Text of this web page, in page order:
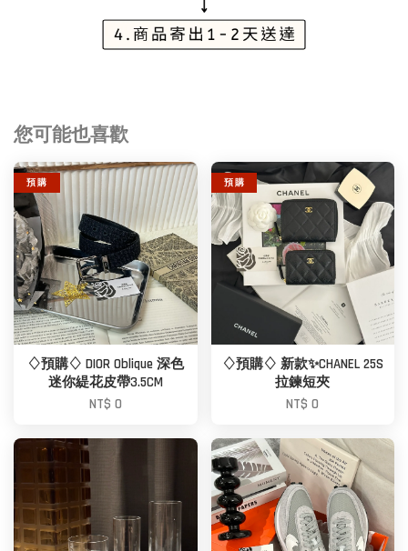
您可能也喜歡
預 購
♢預購♢ DIOR Oblique 深色
迷你緹花皮帶3.5CM
NT$ 0
預 購
♢預購♢ 新款✨CHANEL 25S
拉鍊短夾
NT$ 0